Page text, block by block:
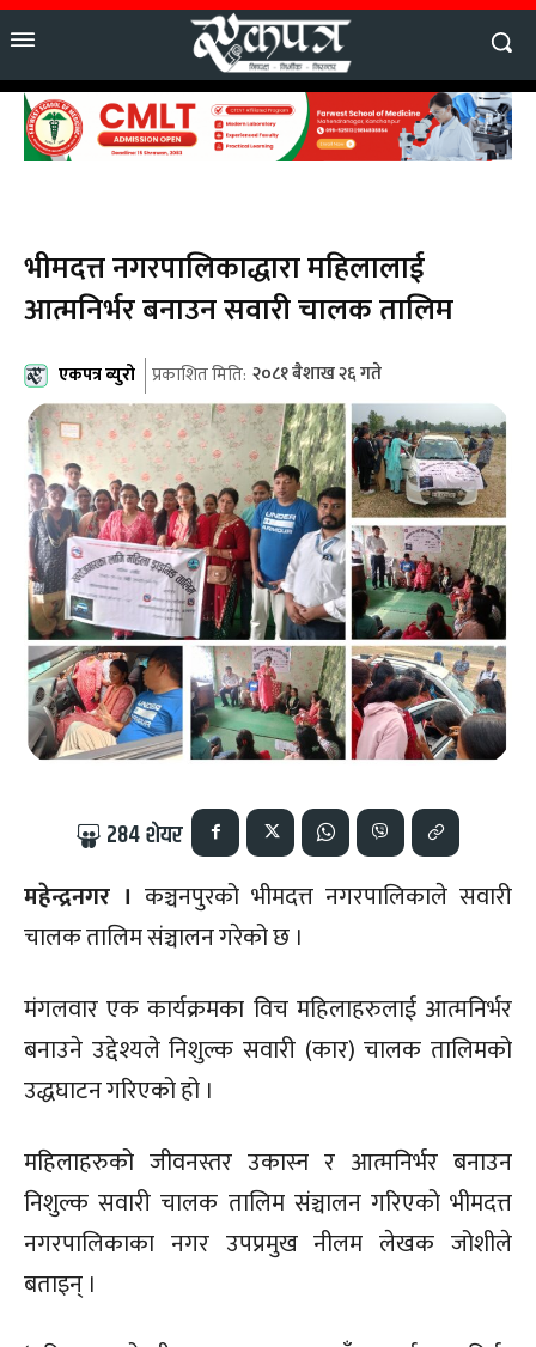
भीमदत्त नगरपालिकाद्धारा महिलालाई
आत्मनिर्भर बनाउन सवारी चालक तालिम
एकपत्र ब्युरो प्रकाशित मिति: २०८१ बैशाख २६ गते
284शेयर
महेन्द्रनगर । कञ्चनपुरको भीमदत्त नगरपालिकाले सवारी
चालक तालिम संञ्चालन गरेको छ ।
मंगलवार एक कार्यक्रमका विच महिलाहरुलाई आत्मनिर्भर
बनाउने उद्देश्यले निशुल्क सवारी (कार) चालक तालिमको
उद्धघाटन गरिएको हो ।
महिलाहरुको जीवनस्तर उकास्न र आत्मनिर्भर बनाउन
निशुल्क सवारी चालक तालिम संञ्चालन गरिएको भीमदत्त
नगरपालिकाका नगर उपप्रमुख नीलम लेखक जोशीले
बताइन् ।